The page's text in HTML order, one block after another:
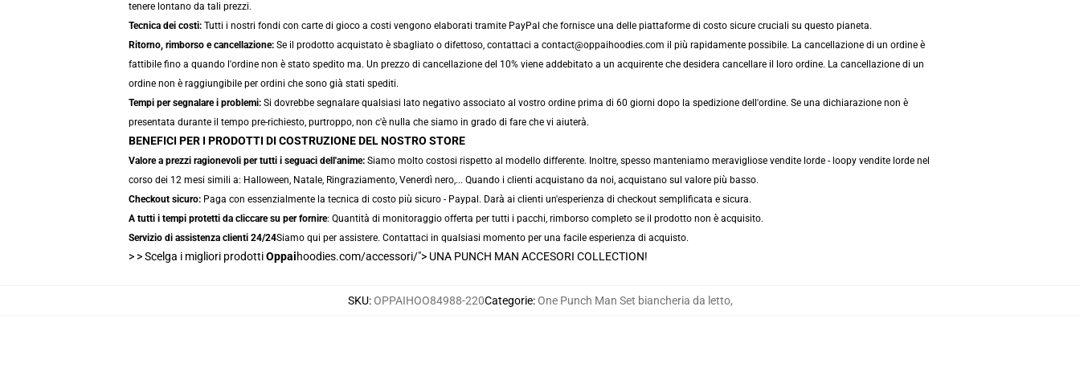
tenere lontano da tali prezzi.
Tecnica dei costi: Tutti i nostri fondi con carte di gioco a costi vengono elaborati tramite PayPal che fornisce una delle piattaforme di costo sicure cruciali su questo pianeta.
Ritorno, rimborso e cancellazione: Se il prodotto acquistato è sbagliato o difettoso, contattaci a contact@oppaihoodies.com il più rapidamente possibile. La cancellazione di un ordine è
fattibile fino a quando l'ordine non è stato spedito ma. Un prezzo di cancellazione del 10% viene addebitato a un acquirente che desidera cancellare il loro ordine. La cancellazione di un
ordine non è raggiungibile per ordini che sono già stati spediti.
Tempi per segnalare i problemi: Si dovrebbe segnalare qualsiasi lato negativo associato al vostro ordine prima di 60 giorni dopo la spedizione dell'ordine. Se una dichiarazione non è
presentata durante il tempo pre-richiesto, purtroppo, non c'è nulla che siamo in grado di fare che vi aiuterà.
BENEFICI PER I PRODOTTI DI COSTRUZIONE DEL NOSTRO STORE
Valore a prezzi ragionevoli per tutti i seguaci dell'anime: Siamo molto costosi rispetto al modello differente. Inoltre, spesso manteniamo meravigliose vendite lorde - loopy vendite lorde nel
corso dei 12 mesi simili a: Halloween, Natale, Ringraziamento, Venerdì nero,... Quando i clienti acquistano da noi, acquistano sul valore più basso.
Checkout sicuro: Paga con essenzialmente la tecnica di costo più sicuro - Paypal. Darà ai clienti un'esperienza di checkout semplificata e sicura.
A tutti i tempi protetti da cliccare su per fornire: Quantità di monitoraggio offerta per tutti i pacchi, rimborso completo se il prodotto non è acquisito.
Servizio di assistenza clienti 24/24Siamo qui per assistere. Contattaci in qualsiasi momento per una facile esperienza di acquisto.
> >Scelga i migliori prodottiOppaihoodies.com/accessori/"> UNA PUNCH MAN ACCESORI COLLECTION!
SKU:OPPAIHOO84988-220Categorie:One Punch Man Set biancheria da letto,